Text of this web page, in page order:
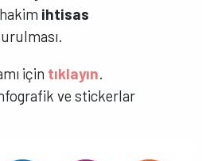
ihtisas
için tıklayın.
ve stickerlar